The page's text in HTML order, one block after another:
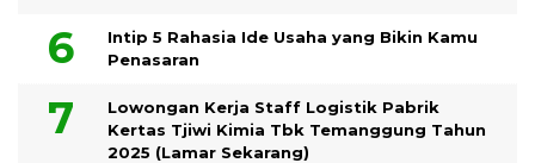
Intip 5 Rahasia Ide Usaha yang Bikin Kamu
Penasaran
Lowongan Kerja Staff Logistik Pabrik
Kertas Tjiwi Kimia Tbk Temanggung Tahun
2025 (Lamar Sekarang)